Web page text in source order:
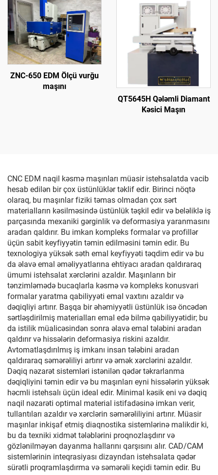
ZNC-650 EDM Ölçü vurğu
maşını
QT5645H Qələmli Diamant
Kəsici Maşın
CNC EDM naqil kəsmə maşınları müasir istehsalatda vacib
hesab edilən bir çox üstünlüklər təklif edir. Birinci nöqtə
olaraq, bu maşınlar fiziki təmas olmadan çox sərt
materialların kəsilməsində üstünlük təşkil edir və beləliklə iş
parçasında mexaniki gərginlik və deformasiya yaranmasını
aradan qaldırır. Bu imkan kompleks formalar və profillər
üçün sabit keyfiyyətin təmin edilməsini təmin edir. Bu
texnologiya yüksək səth emal keyfiyyəti təqdim edir və bu
da əlavə emal əməliyyatlarına ehtiyacı aradan qaldıraraq
ümumi istehsalat xərclərini azaldır. Maşınların bir
tənzimləmədə bucaqlarla kəsmə və kompleks konusvari
formalar yaratma qabiliyyəti emal vaxtını azaldır və
dəqiqliyi artırır. Başqa bir əhəmiyyətli üstünlük isə öncədən
sərtləşdirilmiş materialları emal edə bilmə qabiliyyətidir; bu
da istilik müalicəsindən sonra əlavə emal tələbini aradan
qaldırır və hissələrin deformasiya riskini azaldır.
Avtomatlaşdırılmış iş imkanı insan tələbini aradan
qaldıraraq səmərəliliyi artırır və əmək xərclərini azaldır.
Dəqiq nəzarət sistemləri istənilən qədər təkrarlanma
dəqiqliyini təmin edir və bu maşınları eyni hissələrin yüksək
həcmli istehsalı üçün ideal edir. Minimal kəsik eni və dəqiq
naqil nəzarəti optimal material istifadəsinə imkan verir,
tullantıları azaldır və xərclərin səmərəliliyini artırır. Müasir
maşınlar inkişaf etmiş diaqnostika sistemlərinə malikdir ki,
bu da texniki xidmət tələblərini proqnozlaşdırır və
gözlənilməyən dayanma hallarını qarşısını alır. CAD/CAM
sistemlərinin inteqrasiyası dizayndan istehsalata qədər
sürətli proqramlaşdırma və səmərəli keçidi təmin edir. Bu